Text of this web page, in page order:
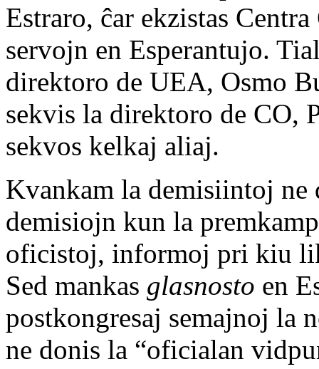
Estraro, ĉar ekzistas
servojn en Esperantujo.
direktoro de UEA, Osmo
sekvis la direktoro de CO,
sekvos kelkaj aliaj.
Kvankam la demisiintoj ne
demisiojn kun la
oficistoj, informoj pri kiu
Sed mankas glasnosto en
postkongresaj semajnoj la
ne donis la “oficialan